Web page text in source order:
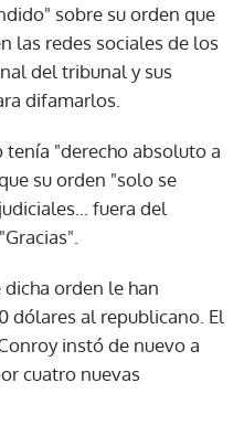
sobre su orden que
las redes sociales de los
del tribunal y sus
difamarlos.
tenía "derecho absoluto a
su orden "solo se
fuera del
orden le han
dólares al republicano. El
instó de nuevo a
cuatro nuevas